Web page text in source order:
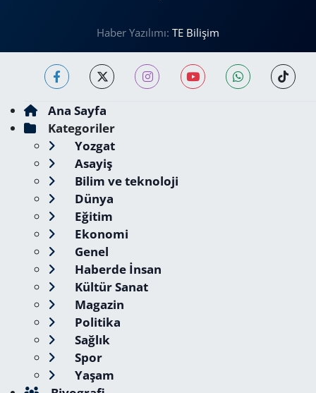
Haber Yazılımı: TE Bilişim
Ana Sayfa
Kategoriler
Yozgat
Asayiş
Bilim ve teknoloji
Dünya
Eğitim
Ekonomi
Genel
Haberde İnsan
Kültür Sanat
Magazin
Politika
Sağlık
Spor
Yaşam